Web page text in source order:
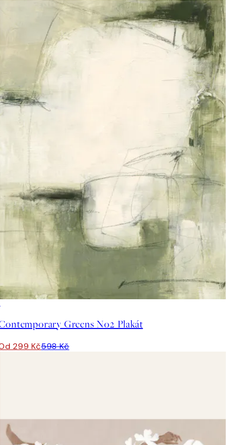
Greens No2 Plakát
299 Kč598 Kč